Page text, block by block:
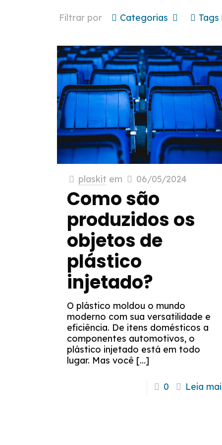
Filtrar por Categorias Tags
plaskit em 06/05/2024
Como são
produzidos os
objetos de
plástico
injetado?
O plástico moldou o mundo
moderno com sua versatilidade e
eficiência. De itens domésticos a
componentes automotivos, o
plástico injetado está em todo
lugar. Mas você […]
0 Leia